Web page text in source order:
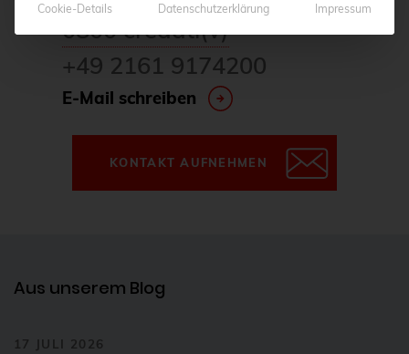
Cloud
Cloud-Infrastruktur
Cloud-Optimierung
Cloud-Speicherlösungen
Config Management Camp
0800 credati(v)
+49 2161 9174200
E-Mail schreiben
KONTAKT AUFNEHMEN
Aus unserem Blog
17 JULI 2026
Cookie-Details Datenschutzerklärung Impressum